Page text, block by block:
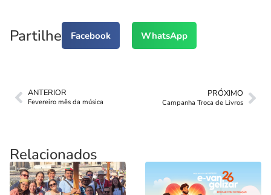
Partilhe Facebook WhatsApp
ANTERIOR
Fevereiro mês da música
PRÓXIMO
Campanha Troca de Livros
Relacionados